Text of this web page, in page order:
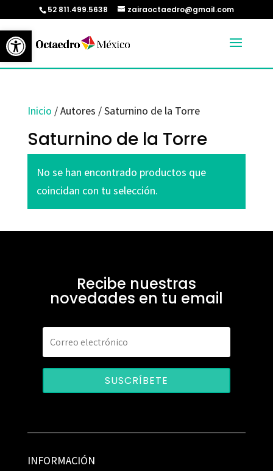
Abrir barra de herramientas
52 811.499.5638 zairaoctaedro@gmail.com
Inicio / Autores / Saturnino de la Torre
Saturnino de la Torre
No se han encontrado productos que
coincidan con tu selección.
Recibe nuestras
novedades en tu email
SUSCRÍBETE
INFORMACIÓN